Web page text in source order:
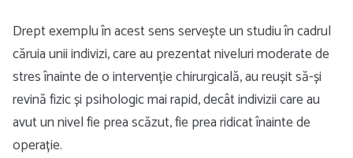
Drept exemplu în acest sens servește un studiu în cadrul
căruia unii indivizi, care au prezentat niveluri moderate de
stres înainte de o intervenție chirurgicală, au reușit să-și
revină fizic și psihologic mai rapid, decât indivizii care au
avut un nivel fie prea scăzut, fie prea ridicat înainte de
operație.